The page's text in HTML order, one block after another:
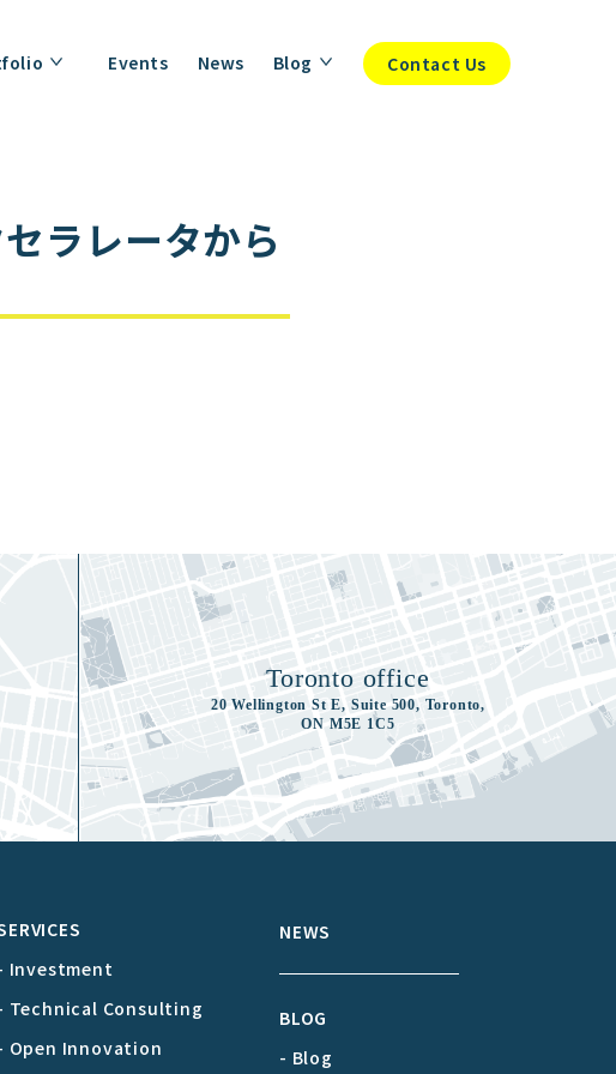
Events News Blog Contact Us
ラレータから
Toronto office
20 Wellington St E, Suite 500, Toronto,
ON M5E 1C5
Investment
Technical Consulting
Open Innovation
NEWS
BLOG
- Blog